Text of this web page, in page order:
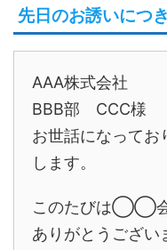
先日のお誘いにつ
AAA株式会社
BBB部 CCC様
お世話になって
します。
このたびは◯◯会
ありがとうござい